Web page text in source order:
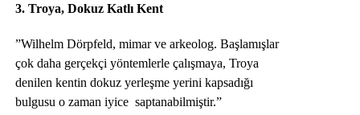
3. Troya, Dokuz Katlı Kent
”Wilhelm Dörpfeld, mimar ve arkeolog. Başlamışlar
çok daha gerçekçi yöntemlerle çalışmaya, Troya
denilen kentin dokuz yerleşme yerini kapsadığı
bulgusu o zaman iyice saptanabilmiştir.”